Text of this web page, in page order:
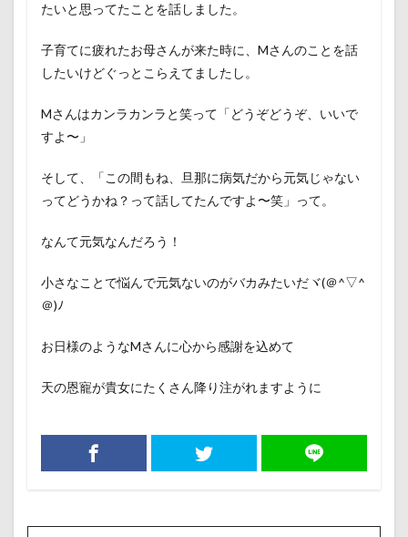
たいと思ってたことを話しました。
子育てに疲れたお母さんが来た時に、Mさんのことを話
したいけどぐっとこらえてましたし。
Mさんはカンラカンラと笑って「どうぞどうぞ、いいで
すよ〜」
そして、「この間もね、旦那に病気だから元気じゃない
ってどうかね？って話してたんですよ〜笑」って。
なんて元気なんだろう！
小さなことで悩んで元気ないのがバカみたいだヾ(＠^▽^
＠)ﾉ
お日様のようなMさんに心から感謝を込めて
天の恩寵が貴女にたくさん降り注がれますように